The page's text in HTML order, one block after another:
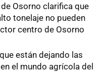
Osorno clarifica que
tonelaje no pueden
centro de Osorno
están dejando las
el mundo agrícola del